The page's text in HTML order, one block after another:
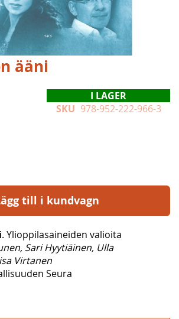
ääni
I LAGER
SKU 978-952-222-966-3
till i kundvagn
. Ylioppilasaineiden valioita
Sari Hyytiäinen, Ulla
Virtanen
Seura